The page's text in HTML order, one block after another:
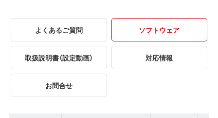
よくあるご質問 ソフトウェア
取扱説明書（設定動画） 対応情報
お問合せ